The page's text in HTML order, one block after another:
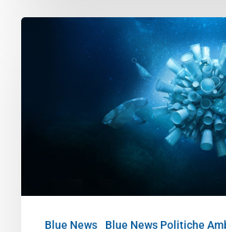
Blue News Blue News Politiche